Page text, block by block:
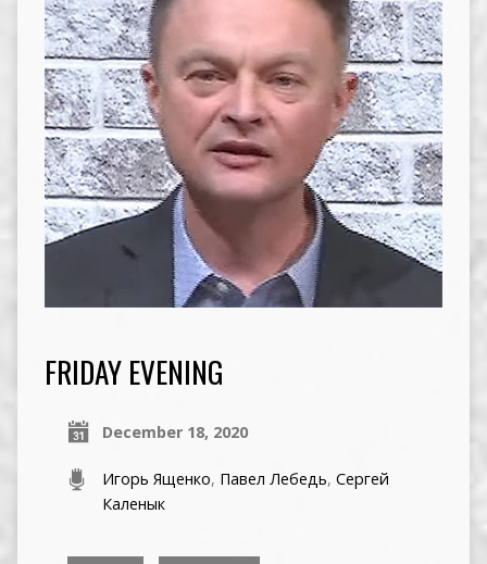
FRIDAY EVENING
December 18, 2020
Игорь Ященко, Павел Лебедь,Сергей
Каленык